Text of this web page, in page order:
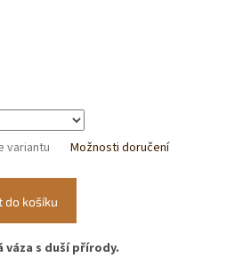
variantu Možnosti doručení
do košíku
váza s duší přírody.